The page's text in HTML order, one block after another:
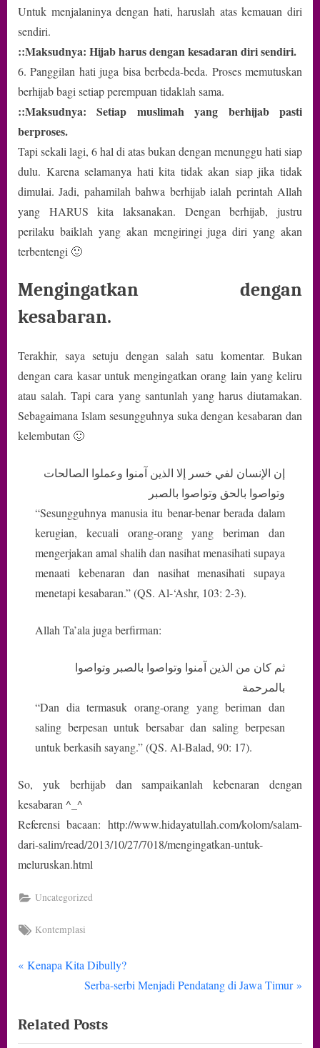
Untuk menjalaninya dengan hati, haruslah atas kemauan diri
sendiri.
::Maksudnya: Hijab harus dengan kesadaran diri sendiri.
6. Panggilan hati juga bisa berbeda-beda. Proses memutuskan
berhijab bagi setiap perempuan tidaklah sama.
::Maksudnya: Setiap muslimah yang berhijab pasti
berproses.
Tapi sekali lagi, 6 hal di atas bukan dengan menunggu hati siap
dulu. Karena selamanya hati kita tidak akan siap jika tidak
dimulai. Jadi, pahamilah bahwa berhijab ialah perintah Allah
yang HARUS kita laksanakan. Dengan berhijab, justru
perilaku baiklah yang akan mengiringi juga diri yang akan
terbentengi 🙂
Mengingatkan dengan
kesabaran.
Terakhir, saya setuju dengan salah satu komentar. Bukan
dengan cara kasar untuk mengingatkan orang lain yang keliru
atau salah. Tapi cara yang santunlah yang harus diutamakan.
Sebagaimana Islam sesungguhnya suka dengan kesabaran dan
kelembutan 🙂
إن الإنسان لفي خسر إلا الذين آمنوا وعملوا الصالحات
وتواصوا بالحق وتواصوا بالصبر
“Sesungguhnya manusia itu benar-benar berada dalam
kerugian, kecuali orang-orang yang beriman dan
mengerjakan amal shalih dan nasihat menasihati supaya
menaati kebenaran dan nasihat menasihati supaya
menetapi kesabaran.” (QS. Al-‘Ashr, 103: 2-3).
Allah Ta’ala juga berfirman:
ثم كان من الذين آمنوا وتواصوا بالصبر وتواصوا
بالمرحمة
“Dan dia termasuk orang-orang yang beriman dan
saling berpesan untuk bersabar dan saling berpesan
untuk berkasih sayang.” (QS. Al-Balad, 90: 17).
So, yuk berhijab dan sampaikanlah kebenaran dengan
kesabaran ^_^
Referensi bacaan: http://www.hidayatullah.com/kolom/salam-
dari-salim/read/2013/10/27/7018/mengingatkan-untuk-
meluruskan.html
Uncategorized
Tags:
Kontemplasi
Navigasi
P
v
i
Kenapa Kita Dibully?
N
x
t
Serba-serbi Menjadi Pendatang di Jawa Timur
Related Posts